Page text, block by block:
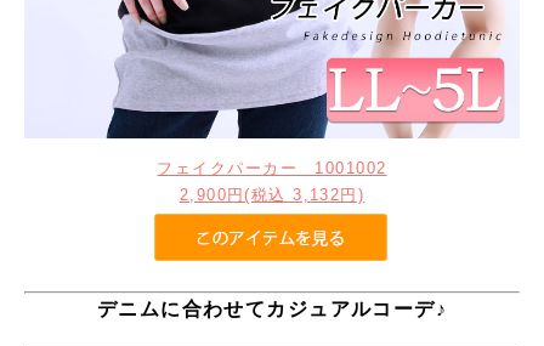
フェイクパーカー 1001002
2,900円(税込 3,132円)
デニムに合わせてカジュアルコーデ♪